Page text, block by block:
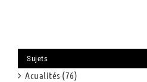
Sujets
Acualités (76)